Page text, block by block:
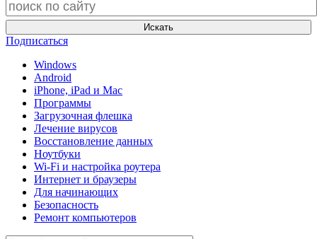
Искать
Подписаться
Windows
Android
iPhone, iPad и Mac
Программы
Загрузочная флешка
Лечение вирусов
Восстановление данных
Ноутбуки
Wi-Fi и настройка роутера
Интернет и браузеры
Для начинающих
Безопасность
Ремонт компьютеров